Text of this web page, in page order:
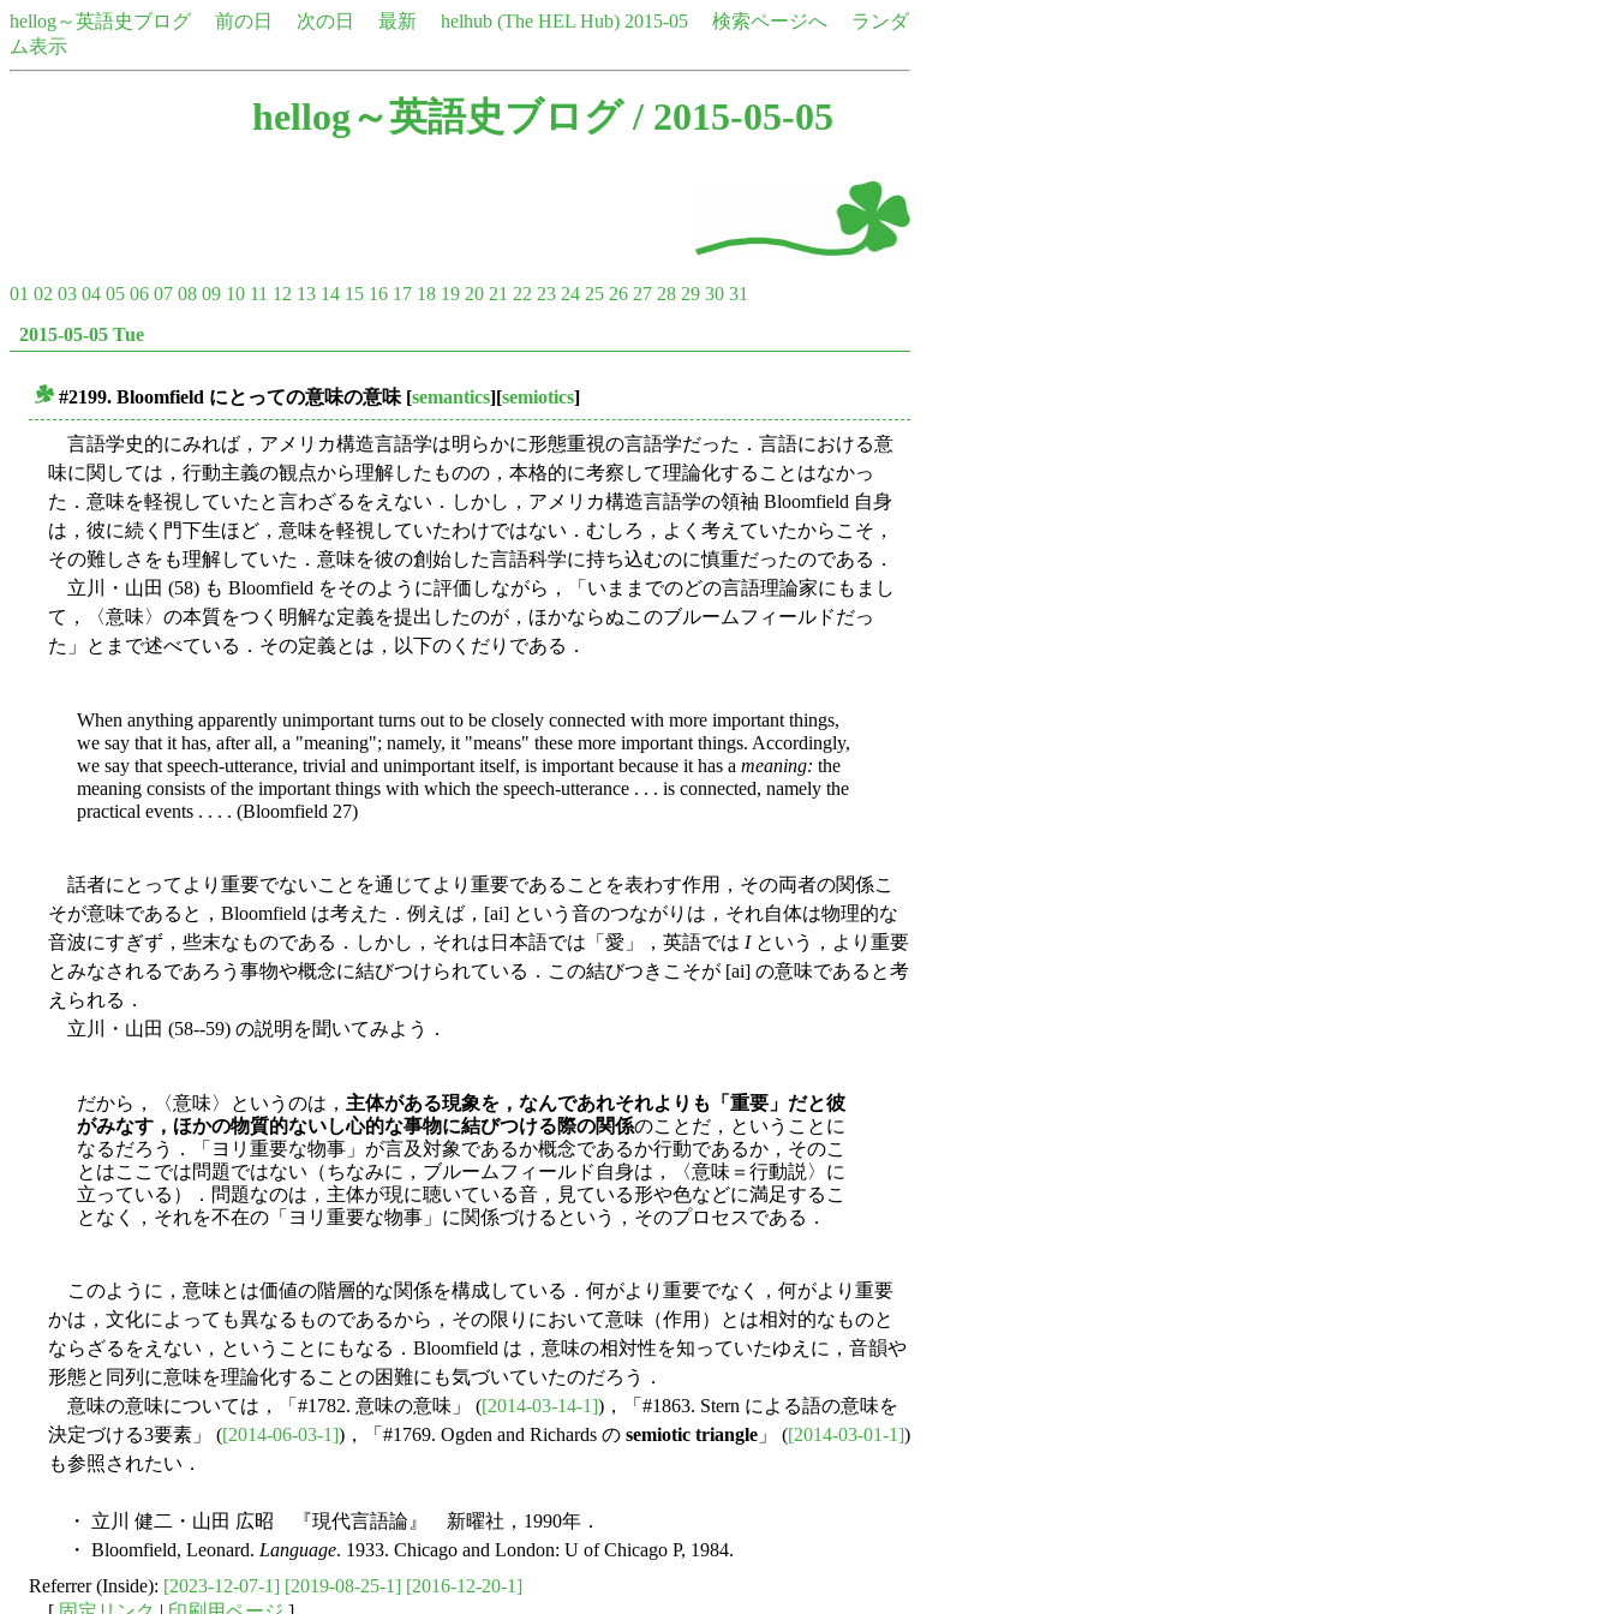
hellog～英語史ブログ 前の日 次の日 最新 helhub (The HEL Hub) 2015-05 検索ページへ
ランダ
ム表示
hellog～英語史ブログ/ 2015-05-05
01 02 03 04 05 06 07 08 09 10 11 12 13 14 15 16 17 18 19 20 21 22 23 24 25 26 27 28 29 30 31
2015-05-05 Tue
#2199. Bloomfield にとっての意味の意味 [semantics][semiotics]
言語学史的にみれば，アメリカ構造言語学は明らかに形態重視の言語学だった．言語における意
味に関しては，行動主義の観点から理解したものの，本格的に考察して理論化することはなかっ
た．意味を軽視していたと言わざるをえない．しかし，アメリカ構造言語学の領袖 Bloomfield 自身
は，彼に続く門下生ほど，意味を軽視していたわけではない．むしろ，よく考えていたからこそ，
その難しさをも理解していた．意味を彼の創始した言語科学に持ち込むのに慎重だったのである．
立川・山田 (58) も Bloomfield をそのように評価しながら，「いままでのどの言語理論家にもまし
て，〈意味〉の本質をつく明解な定義を提出したのが，ほかならぬこのブルームフィールドだっ
た」とまで述べている．その定義とは，以下のくだりである．
When anything apparently unimportant turns out to be closely connected with more important things,
we say that it has, after all, a "meaning"; namely, it "means" these more important things. Accordingly,
we say that speech-utterance, trivial and unimportant itself, is important because it has a meaning: the
meaning consists of the important things with which the speech-utterance . . . is connected, namely the
practical events . . . . (Bloomfield 27)
話者にとってより重要でないことを通じてより重要であることを表わす作用，その両者の関係こ
そが意味であると，Bloomfield は考えた．例えば，[ai] という音のつながりは，それ自体は物理的な
音波にすぎず，些末なものである．しかし，それは日本語では「愛」，英語では Iという，より重要
とみなされるであろう事物や概念に結びつけられている．この結びつきこそが [ai] の意味であると考
えられる．
立川・山田 (58--59) の説明を聞いてみよう．
だから，〈意味〉というのは， 主体がある現象を，なんであれそれよりも「重要」だと彼
がみなす，ほかの物質的ないし心的な事物に結びつける際の関係のことだ，ということに
なるだろう．「ヨリ重要な物事」が言及対象であるか概念であるか行動であるか，そのこ
とはここでは問題ではない（ちなみに，ブルームフィールド自身は，〈意味＝行動説〉に
立っている）．問題なのは，主体が現に聴いている音，見ている形や色などに満足するこ
となく，それを不在の「ヨリ重要な物事」に関係づけるという，そのプロセスである．
このように，意味とは価値の階層的な関係を構成している．何がより重要でなく，何がより重要
かは，文化によっても異なるものであるから，その限りにおいて意味（作用）とは相対的なものと
ならざるをえない，ということにもなる．Bloomfield は，意味の相対性を知っていたゆえに，音韻や
形態と同列に意味を理論化することの困難にも気づいていたのだろう．
意味の意味については，「#1782. 意味の意味」 ([2014-03-14-1])，「#1863. Stern による語の意味を
決定づける3要素」 ([2014-06-03-1])，「#1769. Ogden and Richards の semiotic triangle 」 ([2014-03-01-1])
も参照されたい．
・ 立川 健二・山田 広昭 『現代言語論』 新曜社，1990年．
・ Bloomfield, Leonard. Language. 1933. Chicago and London: U of Chicago P, 1984.
Referrer (Inside): [2023-12-07-1] [2019-08-25-1] [2016-12-20-1]